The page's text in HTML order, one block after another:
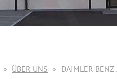
ÜBER UNS DAIMLER BENZ